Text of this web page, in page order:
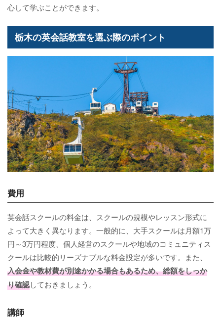
心して学ぶことができます。
栃木の英会話教室を選ぶ際のポイント
費用
英会話スクールの料金は、スクールの規模やレッスン形式に
よって大きく異なります。一般的に、大手スクールは月額1万
円～3万円程度、個人経営のスクールや地域のコミュニティス
クールは比較的リーズナブルな料金設定が多いです。また、
入会金や教材費が別途かかる場合もあるため、総額をしっか
り確認しておきましょう。
講師